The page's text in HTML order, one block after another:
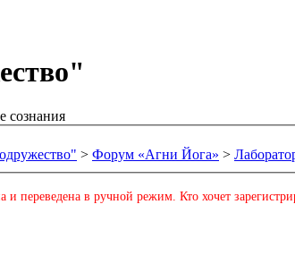
сознания
> Форум «Агни Йога» >
переведена в ручной режим. Кто хочет